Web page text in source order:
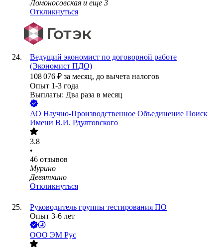
Ломоносовская и еще 3
Откликнуться
Ведущий экономист по договорной работе
(Экономист ПДО)
108 076 ₽ за месяц, до вычета налогов
Опыт 1-3 года
Выплаты: Два раза в месяц
АО Научно-Производственное Объединение Поиск
Имени В.И. Рдултовского
3.8
•
46 отзывов
Мурино
Девяткино
Откликнуться
Руководитель группы тестирования ПО
Опыт 3-6 лет
ООО ЭМ Рус